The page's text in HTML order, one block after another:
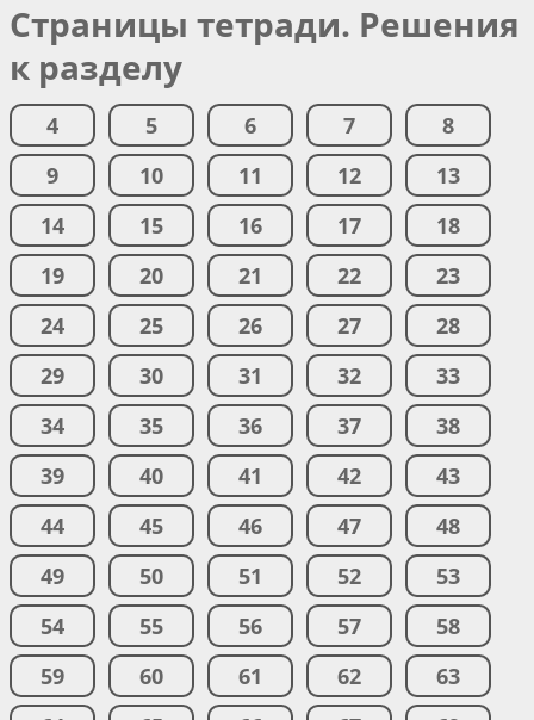
Страницы тетради. Решения
к разделу
4 5 6 7
8
9
10 11 12
13
14
15 16 17
18
19
20 21 22
23
24
25 26 27
28
29
30 31 32
33
34
35 36 37
38
39
40 41 42
43
44
45 46 47
48
49
50 51 52
53
54
55 56 57
58
59
60 61 62
63